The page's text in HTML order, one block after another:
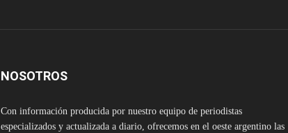
NOSOTROS
Con información producida por nuestro equipo de periodistas
especializados y actualizada a diario, ofrecemos en el oeste argentino las